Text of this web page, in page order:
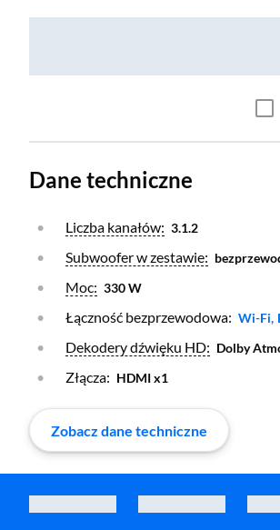
Dane techniczne
Otwórz warstwę
Liczba kanałów: 3.1.2
Otwórz warstwę
Subwoofer w zestawie:
Otwórz warstwę
Moc: 330 W
Łączność bezprzewodowa: Wi-Fi,
Otwórz warstwę
Dekodery dźwięku HD: Dolby
Złącza: HDMI x1
Zobacz dane techniczne